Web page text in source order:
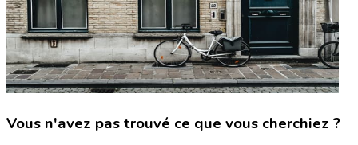
Vous n'avez pas trouvé ce que vous cherchiez ?